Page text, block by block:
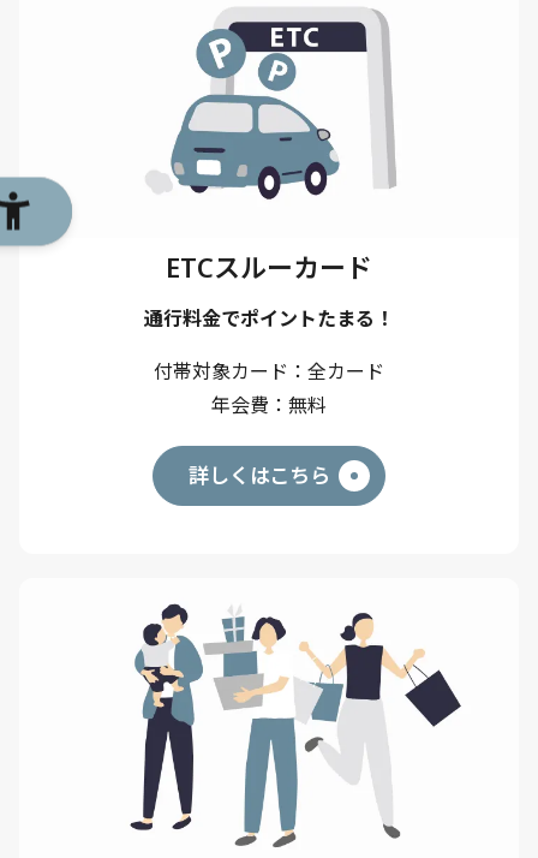
ETCスルーカード
通行料金でポイントたまる！
付帯対象カード
全カード
年会費
無料
詳しくはこちら